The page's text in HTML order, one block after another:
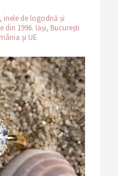
inele de logodnă și
din 1996. Iași, București
și UE